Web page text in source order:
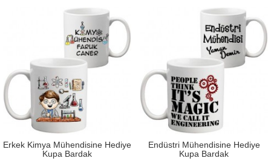
Erkek Kimya Mühendisine Hediye
Kupa Bardak
Endüstri Mühendisine Hediye
Kupa Bardak